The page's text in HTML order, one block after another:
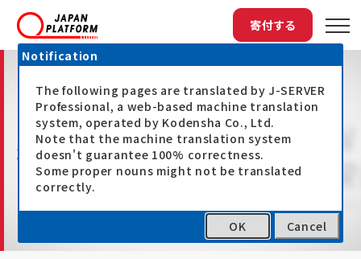
寄付する
最新情報
Notification
The following pages are translated by J-SERVER
Professional, a web-based machine translation
system, operated by Kodensha Co., Ltd.
Note that the machine translation system
doesn't guarantee 100% correctness.
Some proper nouns might not be translated
correctly.
OK Cancel